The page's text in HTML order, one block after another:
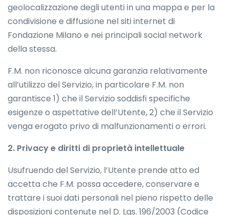
geolocalizzazione degli utenti in una mappa e per la
condivisione e diffusione nel siti internet di
Fondazione Milano e nei principali social network
della stessa.
F.M. non riconosce alcuna garanzia relativamente
all’utilizzo del Servizio, in particolare F.M. non
garantisce 1) che il Servizio soddisfi specifiche
esigenze o aspettative dell’Utente, 2) che il Servizio
venga erogato privo di malfunzionamenti o errori.
2. Privacy e diritti di proprietà intellettuale
Usufruendo del Servizio, l’Utente prende atto ed
accetta che F.M. possa accedere, conservare e
trattare i suoi dati personali nel pieno rispetto delle
disposizioni contenute nel D. Lgs. 196/2003 (Codice